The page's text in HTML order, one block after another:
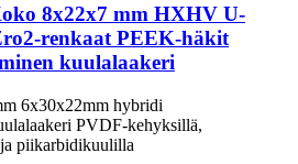
8x22x7 mm HXHV U-
renkaat PEEK-häkit
kuulalaakeri